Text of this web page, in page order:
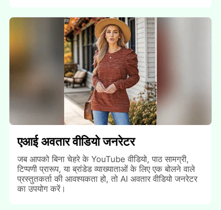
एआई अवतार वीडियो जनरेटर
जब आपको बिना चेहरे के YouTube वीडियो, पाठ सामग्री,
टिप्पणी प्रारूप, या ब्रांडेड व्याख्याताओं के लिए एक बोलने वाले
प्रस्तुतकर्ता की आवश्यकता हो, तो AI अवतार वीडियो जनरेटर
का उपयोग करें।